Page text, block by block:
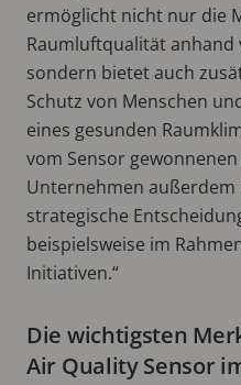
ermöglicht nicht nur die
Raumluftqualität anhand
sondern bietet auch
Schutz von Menschen
eines gesunden
vom Sensor
Unternehmen
strategische
beispielsweise im
Initiativen.“
Die wichtigsten
Air Quality Sensor